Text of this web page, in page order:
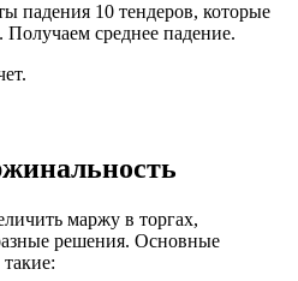
падения 10 тендеров, которые
среднее падение.
маржу в торгах,
решения. Основные